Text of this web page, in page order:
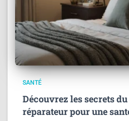
SANTÉ
Découvrez les secrets
réparateur pour une